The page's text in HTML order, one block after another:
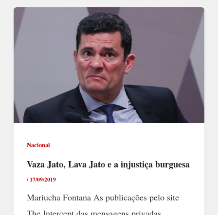
Nacional
Vaza Jato, Lava Jato e a injustiça burguesa
/17/09/2019
Mariucha Fontana As publicações pelo site